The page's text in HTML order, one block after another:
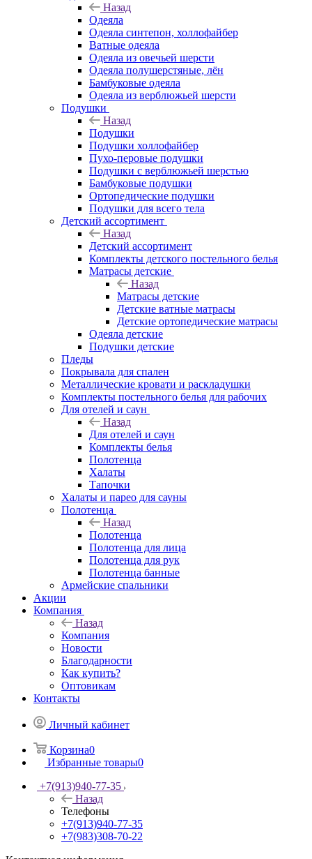
Назад
Одеяла
Одеяла синтепон, холлофайбер
Ватные одеяла
Одеяла из овечьей шерсти
Одеяла полушерстяные, лён
Бамбуковые одеяла
Одеяла из верблюжьей шерсти
Подушки
Назад
Подушки
Подушки холлофайбер
Пухо-перовые подушки
Подушки с верблюжьей шерстью
Бамбуковые подушки
Ортопедические подушки
Подушки для всего тела
Детский ассортимент
Назад
Детский ассортимент
Комплекты детского постельного белья
Матрасы детские
Назад
Матрасы детские
Детские ватные матрасы
Детские ортопедические матрасы
Одеяла детские
Подушки детские
Пледы
Покрывала для спален
Металлические кровати и раскладушки
Комплекты постельного белья для рабочих
Для отелей и саун
Назад
Для отелей и саун
Комплекты белья
Полотенца
Халаты
Тапочки
Халаты и парео для сауны
Полотенца
Назад
Полотенца
Полотенца для лица
Полотенца для рук
Полотенца банные
Армейские спальники
Акции
Компания
Назад
Компания
Новости
Благодарности
Как купить?
Оптовикам
Контакты
Личный кабинет
Корзина0
Избранные товары0
+7(913)940-77-35
Назад
Телефоны
+7(913)940-77-35
+7(983)308-70-22